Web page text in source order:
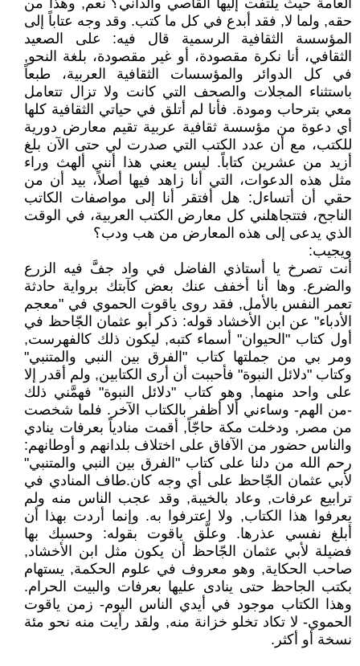
العامة حيث يلتفت إليها القاصي والداني؟ نعم, وهذا من
حقه, ولما لا, فقد أبدع في كل ما كتب. وقد وجه عتاباً إلى
المؤسسة الثقافية الرسمية قال فيه: على الصعيد
الثقافي، أنا نكرة مقصودة، أو غير مقصودة، بلغة النحو,
في كل الدوائر والمؤسسات الثقافية العربية، طبعاً
باستثناء المجلات والصحف التي كانت ولا تزال تتعامل
معي بترحاب ومودة. فأنا لم أتلق في حياتي الثقافية كلها
أي دعوة من مؤسسة ثقافية عربية تقيم معارض دورية
للكتب، مع أن عدد الكتب التي صدرت لي حتى الآن بلغ
أزيد من عشرين كتاباً. ليس يعني هذا أنني ألهث وراء
مثل هذه الدعوات، التي أنا زاهد فيها أصلاً، بيد أن من
حقي أن أتساءل: هل أفتقر أنا إلى مواصفات الكاتب
الناجح، فتتجاهلني كل معارض الكتب العربية، في الوقت
الذي يدعى إلى هذه المعارض من هب ودب؟
ويجيب:
أنت تصرخ يا أستاذي الفاضل في واد جفَّ فيه الزرع
والضرع. وها أنا أخفف عنك بعض كآبتك برواية حادثة
تعمر النفس بالأمل, فقد روى ياقوت الحموي في "معجم
الأدباء" عن ابن الأخشاد قوله: ذكر أبو عثمان الجّاحظ في
أول كتاب "الحيوان" أسماء كتبه, ليكون ذلك كالفهرست,
ومر بي من جملتها كتاب "الفرق بين النبي والمتنبي"
وكتاب "دلائل النبوة" فأحببت أن أرى الكتابين, ولم أقدر إلا
على واحد منهما, وهو كتاب "دلائل النبوة" فهمَّني ذلك
-من الهم- وساءني ألا أظفر بالكتاب الآخر. فلما شخصت
من مصر, ودخلت مكة حاجّاً, أقمت منادياً بعرفات ينادي
والناس حضور من الآفاق على اختلاف بلدانهم و أوطانهم:
رحم الله من دلنا على كتاب "الفرق بين النبي والمتنبي"
لأبي عثمان الجّاحظ على أي وجه كان.طاف المنادي في
ترابيع عرفات, وعاد بالخيبة, وقد عجب الناس منه ولم
يعرفوا هذا الكتاب, ولا اعترفوا به. وإنما أردت بهذا أن
أبلغ نفسي عذرها. وعلَّق ياقوت بقوله: وحسبك بها
فضيلة لأبي عثمان الجّاحظ أن يكون مثل ابن الأخشاد,
صاحب الحكاية, وهو معروف في علوم الحكمة, يستهام
بكتب الجاحظ حتى ينادى عليها بعرفات والبيت الحرام.
وهذا الكتاب موجود في أيدي الناس اليوم- زمن ياقوت
الحموي- لا تكاد تخلو خزانة منه, ولقد رأيت منه نحو مئة
نسخة أو أكثر.